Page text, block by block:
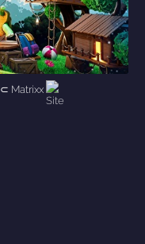
⊂ Matrixx